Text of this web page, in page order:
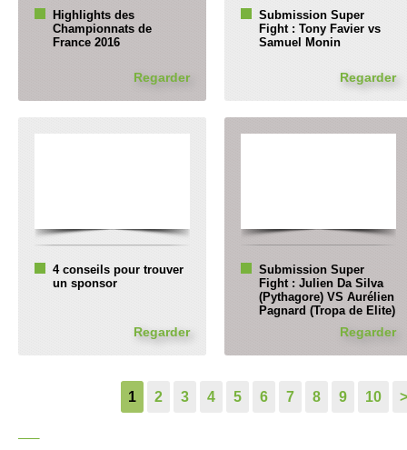
Highlights des
Championnats de
France 2016
Regarder
Submission Super
Fight : Tony Favier vs
Samuel Monin
Regarder
4 conseils pour trouver
un sponsor
Regarder
Submission Super
Fight : Julien Da Silva
(Pythagore) VS Aurélien
Pagnard (Tropa de Elite)
Regarder
1 2 3 4 5 6 7 8 9 10 >